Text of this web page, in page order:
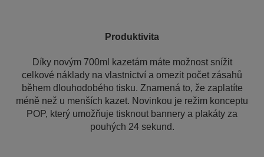
Produktivita
Díky novým 700ml kazetám máte možnost snížit
celkové náklady na vlastnictví a omezit počet zásahů
během dlouhodobého tisku. Znamená to, že zaplatíte
méně než u menších kazet. Novinkou je režim konceptu
POP, který umožňuje tisknout bannery a plakáty za
pouhých 24 sekund.